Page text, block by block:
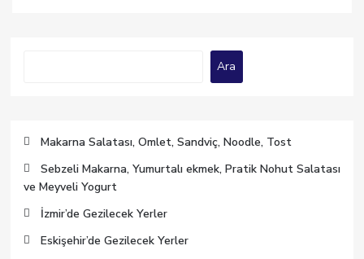
Ara
Makarna Salatası, Omlet, Sandviç, Noodle, Tost
Sebzeli Makarna, Yumurtalı ekmek, Pratik Nohut Salatası
ve Meyveli Yogurt
İzmir’de Gezilecek Yerler
Eskişehir’de Gezilecek Yerler